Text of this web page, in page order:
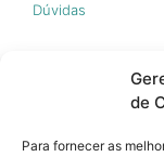
de
Para fornecer as
Dúvidas